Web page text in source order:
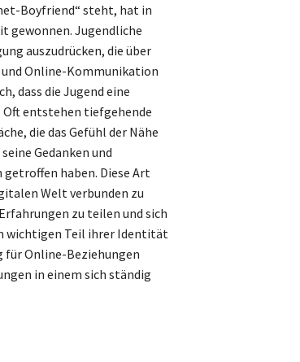
Boyfriend“ steht, hat in
gewonnen. Jugendliche
auszudrücken, die über
Online-Kommunikation
dass die Jugend eine
entstehen tiefgehende
die das Gefühl der Nähe
Gedanken und
haben. Diese Art
Welt verbunden zu
zu teilen und sich
wichtigen Teil ihrer Identität
für Online-Beziehungen
in einem sich ständig